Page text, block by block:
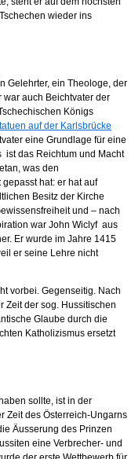
wieder ins
Gelehrter, ein Theologe, der
war auch Beichtvater der
Königs
auf der Karlsbrücke
eine Grundlage für eine
ist das Reichtum und Macht
was den
hat: er hat auf
Besitz der Kirche
und – nach
war John Wiclyf aus
Er wurde im Jahre 1415
er seine Lehre nicht
vorbei. Gegenseitig. Nach
Zeit der sog. Hussitischen
Glaube durch die
Katholizismus ersetzt
sollte, ist in der
Zeit des Österreich-Ungarns
Äusserung des Prinzen
eine Verbrecher- und